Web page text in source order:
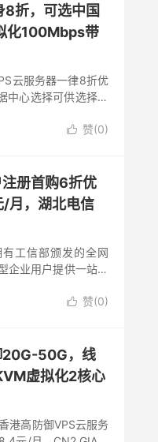
折，可选中国
化100Mbps带
云服务器一律8折优
中心选择可供选择，
 赞(0)
册首购6折优
月，湖北电信
工信部颁发的全网
企业用户提供一站式
 赞(0)
20G-50G，线
虚拟化2核心
港高防御VPS云服务